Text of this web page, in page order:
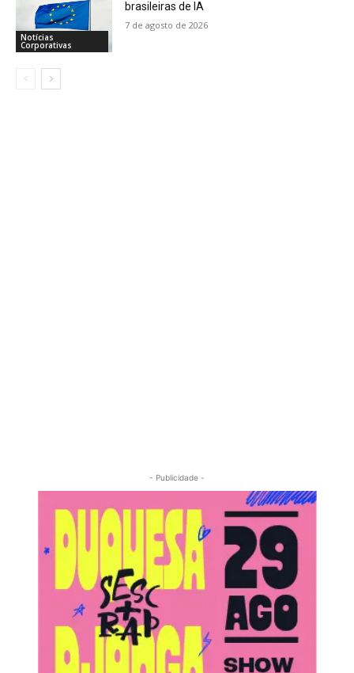
Notícias
Corporativas
brasileiras de IA
7 de agosto de 2026
- Publicidade -